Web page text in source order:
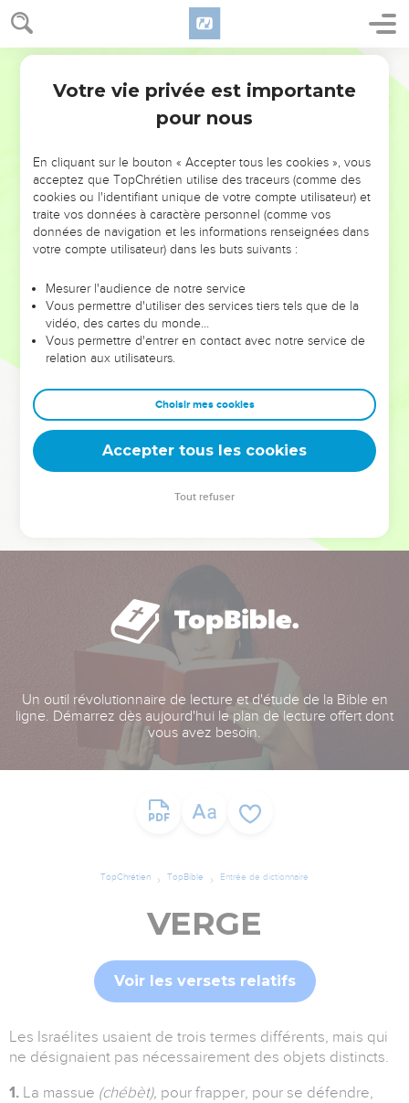
NE MANQUEZ PAS L’ÉVÉNEMENT
DE L’ANNÉE !
ET SI LEURS ERREURS POUVAIENT VOUS ÉVITER LES
VOTRES ?
leur foi ou leur vision. Mais on voit moins les doutes, les erreurs
et les saisons difficiles qu'ils ont traversés, alors même que ce
sont elles qui les ont façonnés.
Dans cette conférence, leaders, entrepreneurs, et responsables
clés pour avancer avec plus de sagesse afin que leurs erreurs
deviennent vos tremplins. Que vous guidiez un ministère, une
équipe, un groupe ou une famille, leur expérience est faite
Un outil révolutionnaire de lecture et d'étude de la Bible en
ligne. Démarrez dès aujourd'hui le plan de lecture offert dont
vous avez besoin.
TopChrétien TopBible Entrée de dictionnaire
VERGE
Voir les versets relatifs
Les Israélites usaient de trois termes différents, mais qui
ne désignaient pas nécessairement des objets distincts.
1. La massue (chébèt), pour frapper, pour se défendre,
Votre vie privée est importante
pour nous
En cliquant sur le bouton « Accepter tous les cookies », vous
acceptez que TopChrétien utilise des traceurs (comme des
cookies ou l'identifiant unique de votre compte utilisateur) et
traite vos données à caractère personnel (comme vos
données de navigation et les informations renseignées dans
votre compte utilisateur) dans les buts suivants :
Mesurer l'audience de notre service
Vous permettre d'utiliser des services tiers tels que de la
vidéo, des cartes du monde…
Vous permettre d'entrer en contact avec notre service de
relation aux utilisateurs.
Choisir mes cookies
Accepter tous les cookies
Tout refuser